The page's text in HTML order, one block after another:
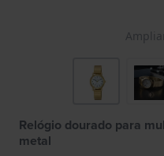
Relógio dourado para
metal